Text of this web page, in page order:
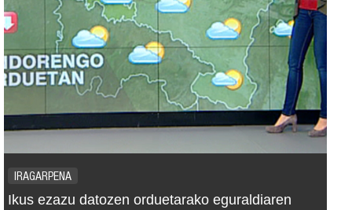
IRAGARPENA
Ikus ezazu datozen orduetarako eguraldiaren